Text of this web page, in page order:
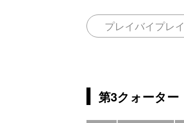
プレイバイプレイ
第3クォーター